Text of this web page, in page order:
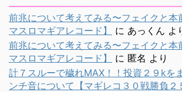
前兆について考えてみる〜フェイクと本
マスロマギアレコード】
に あっくん よ
前兆について考えてみる〜フェイクと本
マスロマギアレコード】
に 匿名 より
計７スルーで穢れMAX！！投資２９kを
ンチ音について【マギレコ３０戦勝負２